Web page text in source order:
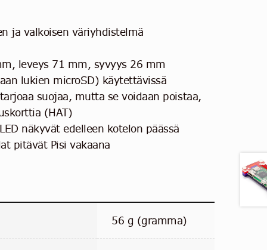
ja valkoisen väriyhdistelmä
leveys 71 mm, syvyys 26 mm
lukien microSD) käytettävissä
suojaa, mutta se voidaan poistaa,
(HAT)
näkyvät edelleen kotelon päässä
pitävät Pisi vakaana
56 g (gramma)